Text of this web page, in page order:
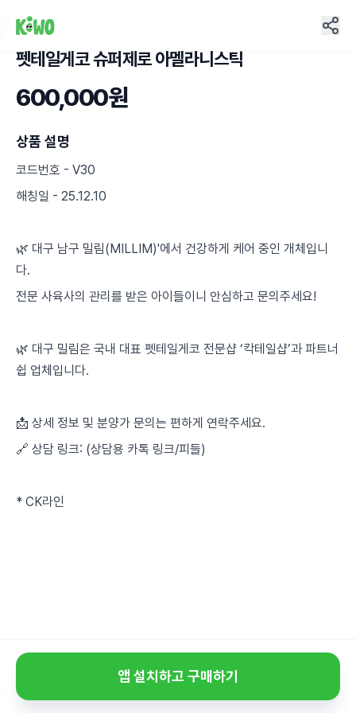
펫테일게코 슈퍼제로 아멜라니스틱
600,000원
상품 설명
코드번호 - V30
해칭일 - 25.12.10
🌿 대구 남구 밀림(MILLIM)'에서 건강하게 케어 중인 개체입니
다.
전문 사육사의 관리를 받은 아이들이니 안심하고 문의주세요!
🌿 대구 밀림은 국내 대표 펫테일게코 전문샵 ‘칵테일샵’과 파트너
쉽 업체입니다.
📩 상세 정보 및 분양가 문의는 편하게 연락주세요.
🔗 상담 링크: (상담용 카톡 링크/피들)
* CK라인
앱 설치하고 구매하기